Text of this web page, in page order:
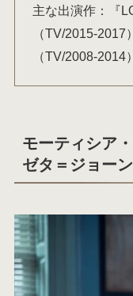
主な出演作：『
（TV/2015-
（TV/2008-2014
モーティシア
ゼタ＝ジョー